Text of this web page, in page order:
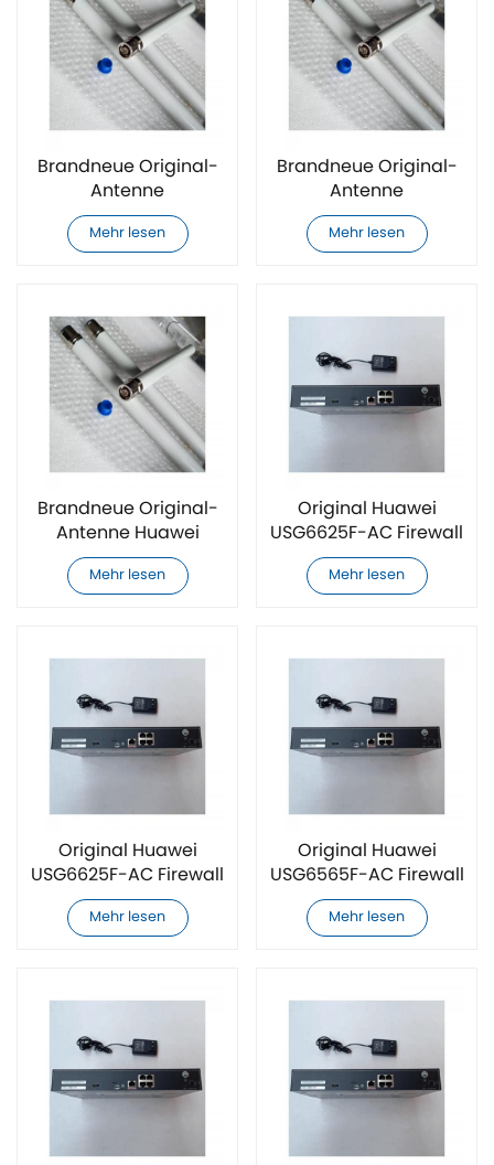
Brandneue Original-
Antenne
ANTDG0407A1NR von
Huawei
Mehr lesen
Brandneue Original-
Antenne
ANTDG0407A1NS von
Huawei
Mehr lesen
Brandneue Original-
Antenne Huawei
ANT2G03A1NR
Mehr lesen
Original Huawei
USG6625F-AC Firewall
Mehr lesen
Original Huawei
USG6625F-AC Firewall
Mehr lesen
Original Huawei
USG6565F-AC Firewall
Mehr lesen